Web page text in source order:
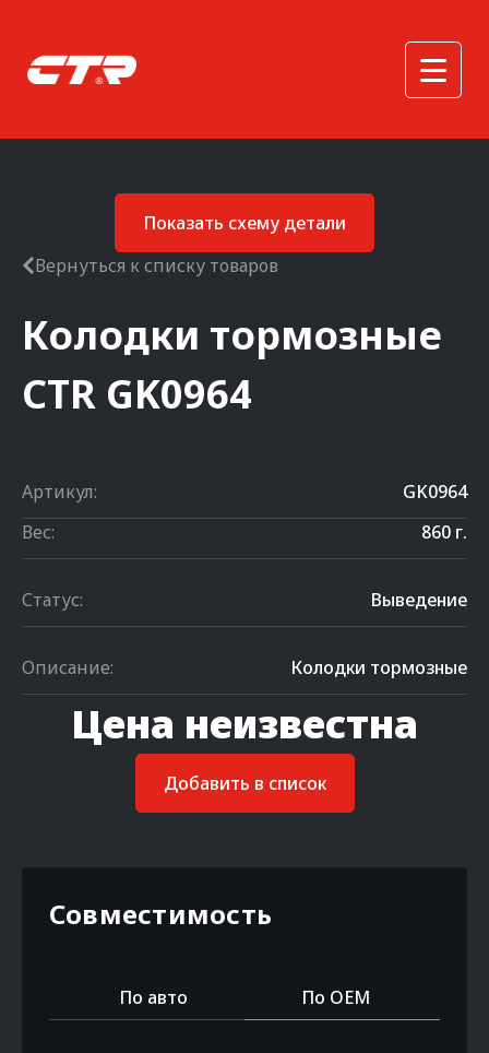
Показать схему детали
Вернуться к списку товаров
Колодки тормозные
CTR GK0964
Артикул:
GK0964
Вес:
860 г.
Статус: Выведение
Описание: Колодки тормозные
Цена неизвестна
Добавить в список
Совместимость
По авто По OEM